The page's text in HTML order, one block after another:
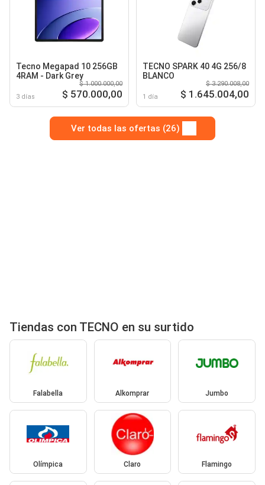
Tecno Megapad 10 256GB
4RAM - Dark Grey
3 días
$ 1.000.000,00
$ 570.000,00
TECNO SPARK 40 4G 256/8
BLANCO
1 día
$ 3.290.008,00
$ 1.645.004,00
Ver todas las ofertas (26)
Tiendas con TECNO en su surtido
Falabella Alkomprar Jumbo
Olímpica Claro Flamingo